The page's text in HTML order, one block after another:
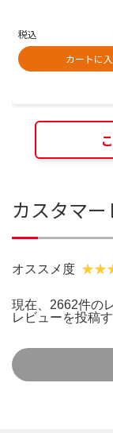
税込
カートに
カスタマ
オススメ度
現在、2662件の
レビューを投稿